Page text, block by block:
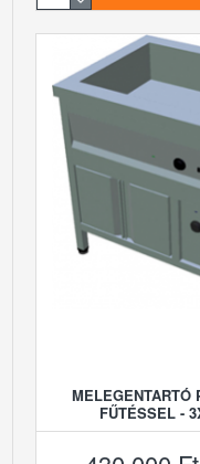
MELEGENTARTÓ
FŰTÉSSEL -